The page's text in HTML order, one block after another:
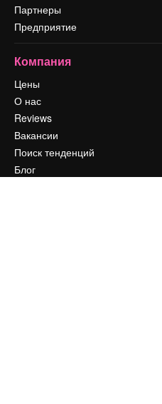
Партнеры
Предприятие
Компания
Цены
О нас
Reviews
Вакансии
Поиск тенденций
Блог